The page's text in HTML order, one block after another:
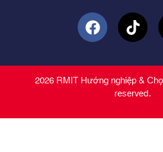
2026 RMIT Hướng nghiệp &
reserved.